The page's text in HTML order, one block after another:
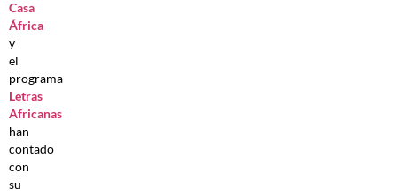
Casa
África
y
el
programa
Letras
Africanas
han
contado
con
su